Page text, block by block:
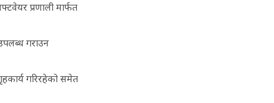
प्रणाली मार्फत
गराउन
गरिरहेको समेत